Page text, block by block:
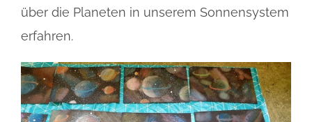
über die Planeten in unserem Sonnensystem
erfahren.